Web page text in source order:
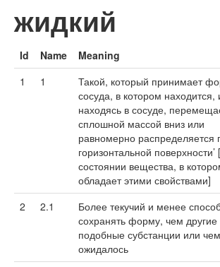
жидкий
Id Name Meaning
1
1
Такой, который принимает
сосуда, в котором находится,
находясь в сосуде,
сплошной массой вниз или
равномерно распределяется
горизонтальной поверхности’
состоянии вещества, в
обладает этими свойствами]
2 2.1
Более текучий и менее
сохранять форму, чем другие
подобные субстанции или чем
ожидалось